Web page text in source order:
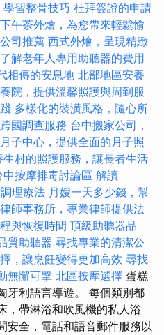
學習整骨技巧 杜拜簽證的申請
下午茶外燴，為您帶來輕鬆愉
司推薦 西式外燴，呈現精緻
解老年人專用助聽器的費用
相傳的安息地 北部地區安養
院，提供溫馨照護與周到服
多樣化的裝潢風格，隨心所
國調查服務 台中搬家公司，
子中心，提供全面的月子照
生村的照護服務，讓長者生活
中按摩排毒討論區 解讀
理療法 月嫂一天多少錢，幫
師事務所，專業律師提供法
與恢復時間 頂級助聽器品
質助聽器 尋找專業的清潔公
，讓烹飪變得更加高效 尋找
無懈可擊 北區按摩選擇 蛋糕
牙利語言導遊。 每個類別都
，帶淋浴和吹風機的私人浴
安全，電話和語音郵件服務以